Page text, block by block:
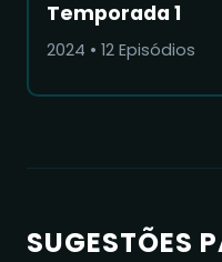
Temporada 1
2024 • 12 Episódios
SUGESTÕES